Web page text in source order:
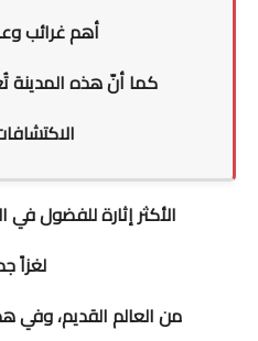
أهم غرائب
كما أنّ هذه المدينة
الأكثر إثارة للفضول في
لغزاً
من العالم القديم، وفي